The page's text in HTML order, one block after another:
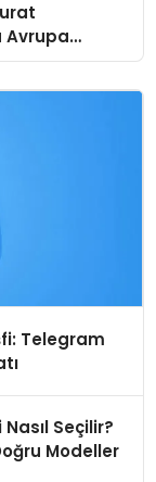
Avrupa
Telegram
Seçilir?
Modeller